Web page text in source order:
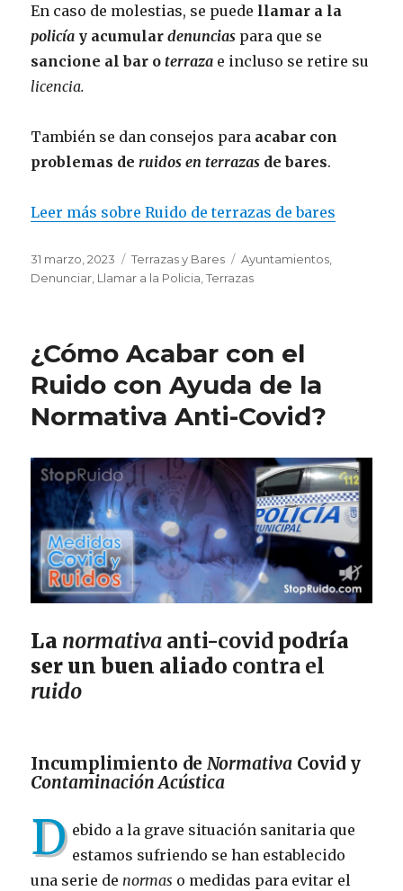
En caso de molestias, se puede llamar a la
policía y acumulardenuncias para que se
sancione al bar oterraza e incluso se retire su
licencia.
También se dan consejos para acabar con
problemas de ruidos en terrazas de bares.
Leer más sobre Ruido de terrazas de bares
Publicado
el
31 marzo, 2023 Categorías
Terrazas y Bares Etiquetas
Ayuntamientos
Denunciar Llamar a la Policia ,Terrazas
¿Cómo Acabar con el
Ruido con Ayuda de la
Normativa Anti-Covid?
La normativa anti-covid podría
ser un buen aliado contra el
ruido
Incumplimiento deNormativa Covid y
Contaminación Acústica
D ebido a la grave situación sanitaria que
estamos sufriendo se han establecido
una serie denormas o medidas para evitar el